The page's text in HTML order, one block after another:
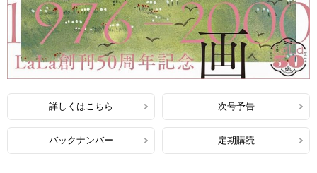
詳しくはこちら 次号予告
バックナンバー 定期購読